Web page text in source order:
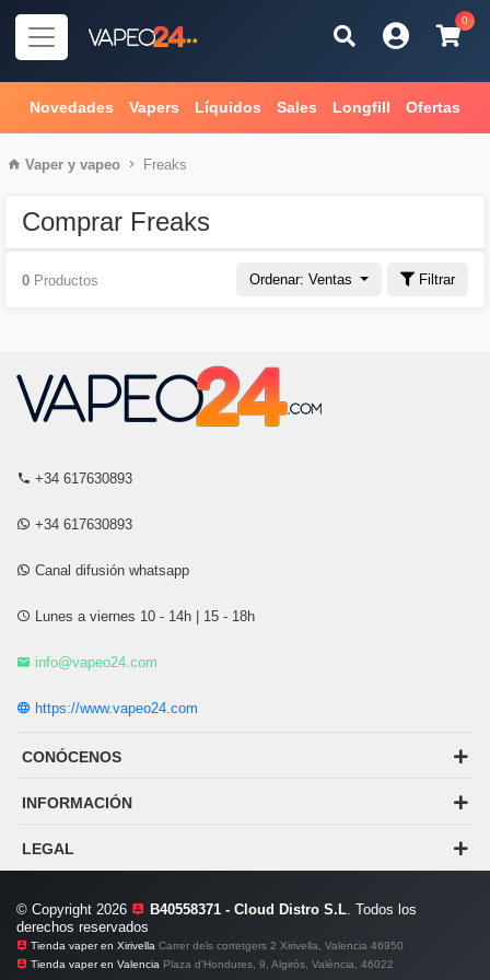
0
Novedades Vapers Líquidos Sales Longfill Ofertas
Vaper y vapeo Freaks
Comprar Freaks
Ordenar: Ventas Filtrar
0 Productos
+34 617630893
+34 617630893
Canal difusión whatsapp
Lunes a viernes 10 - 14h | 15 - 18h
info@vapeo24.com
https://www.vapeo24.com
CONÓCENOS
INFORMACIÓN
LEGAL
© Copyright 2026 B40558371 - Cloud Distro S.L. Todos los
derechos reservados
Tienda vaper en Xirivella Carrer dels corretgers 2 Xirivella, Valencia 46950
Tienda vaper en Valencia Plaza d'Hondures, 9, Algirós, València, 46022